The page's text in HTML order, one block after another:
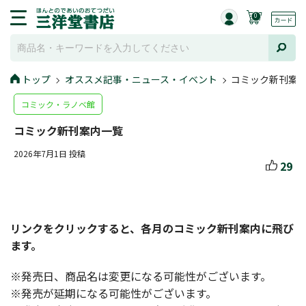
0
トップ オススメ記事・ニュース・イベント コミック新刊案
コミック・ラノベ館
コミック新刊案内一覧
2026年7月1日 投稿
29
リンクをクリックすると、各月のコミック新刊案内に飛び
ます。
※発売日、商品名は変更になる可能性がございます。
※発売が延期になる可能性がございます。